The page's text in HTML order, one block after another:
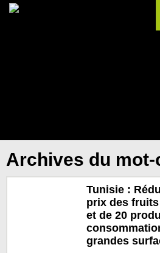
Archives du
Tunisie :
prix des
et de 20
grandes